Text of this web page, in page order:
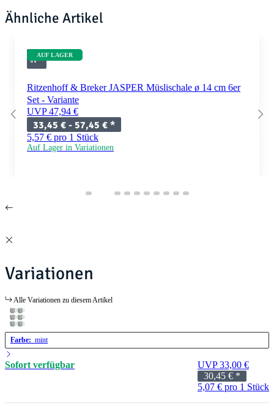
Ähnliche Artikel
AUF LAGER
Ritzenhoff & Breker JASPER Müslischale ø 14 cm 6er
Set - Variante
UVP 47,94 €
33,45 € - 57,45 € *
5,57 € pro 1 Stück
Auf Lager in Variationen
Variationen
Alle Variationen zu diesem Artikel
Farbe: mint
Sofort verfügbar
UVP 33,00 €
30,45 € *
5,07 € pro 1 Stück